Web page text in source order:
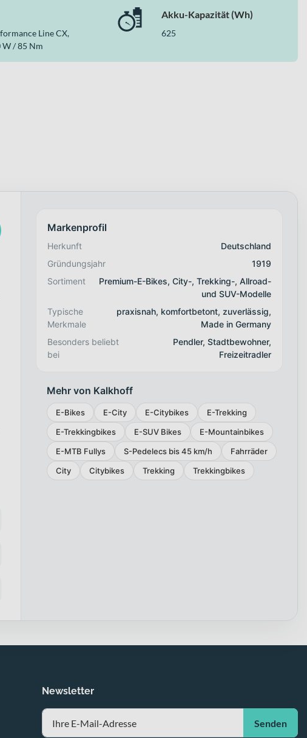
Line CX,
W / 85 Nm
Akku-Kapazität (Wh)
625
Markenprofil
Herkunft
Deutschland
Gründungsjahr
1919
Sortiment
Premium-E-Bikes, City-, Trekking-, Allroad-
und SUV-Modelle
Typische
Merkmale
praxisnah, komfortbetont, zuverlässig,
Made in Germany
Besonders beliebt
bei
Pendler, Stadtbewohner,
Freizeitradler
Mehr von Kalkhoff
E-Bikes E-City E-Citybikes
E-Trekking
E-Trekkingbikes
E-SUV Bikes
E-Mountainbikes
E-MTB Fullys
S-Pedelecs bis 45 km/h
Fahrräder
City
Citybikes Trekking Trekkingbikes
Newsletter
Senden